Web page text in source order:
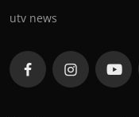
utv news